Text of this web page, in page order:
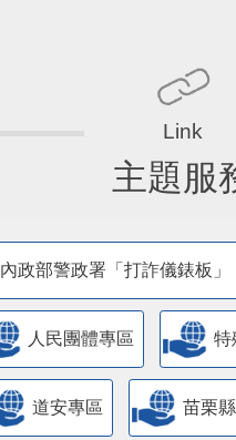
主題服
內政部警政署「打詐儀錶板」
人民團體專區 特
道安專區 苗栗